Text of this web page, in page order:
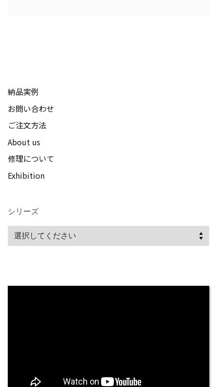
納品実例
お問い合わせ
ご注文方法
About us
修理について
Exhibition
シリーズ